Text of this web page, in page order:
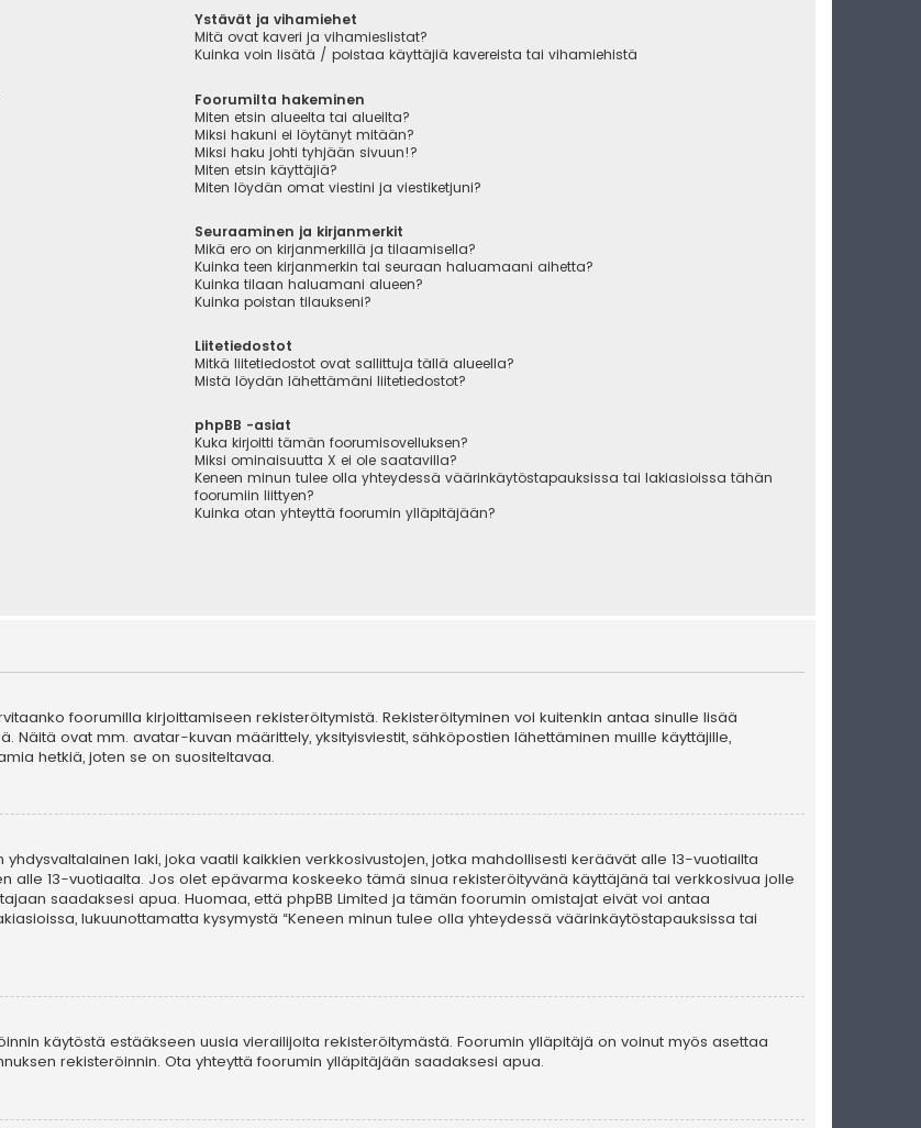
Ystävät ja vihamiehet
Mitä ovat kaveri ja vihamieslistat?
Kuinka voin lisätä / poistaa käyttäjiä kavereista tai vihamiehistä
Foorumilta hakeminen
Miten etsin alueelta tai alueilta?
Miksi hakuni ei löytänyt mitään?
Miksi haku johti tyhjään sivuun!?
Miten etsin käyttäjiä?
Miten löydän omat viestini ja viestiketjuni?
Seuraaminen ja kirjanmerkit
Mikä ero on kirjanmerkillä ja tilaamisella?
Kuinka teen kirjanmerkin tai seuraan haluamaani aihetta?
Kuinka tilaan haluamani alueen?
Kuinka poistan tilaukseni?
Liitetiedostot
Mitkä liitetiedostot ovat sallittuja tällä alueella?
Mistä löydän lähettämäni liitetiedostot?
phpBB -asiat
Kuka kirjoitti tämän foorumisovelluksen?
Miksi ominaisuutta X ei ole saatavilla?
Keneen minun tulee olla yhteydessä väärinkäytöstapauksissa tai lakiasioissa tähän
foorumiin liittyen?
Kuinka otan yhteyttä foorumin ylläpitäjään?
foorumilla kirjoittamiseen rekisteröitymistä. Rekisteröityminen voi kuitenkin antaa sinulle lisää
Näitä ovat mm. avatar-kuvan määrittely, yksityisviestit, sähköpostien lähettäminen muille käyttäjille,
hetkiä, joten se on suositeltavaa.
yhdysvaltalainen laki, joka vaatii kaikkien verkkosivustojen, jotka mahdollisesti keräävät alle 13-vuotiailta
alle 13-vuotiaalta. Jos olet epävarma koskeeko tämä sinua rekisteröityvänä käyttäjänä tai verkkosivua jolle
saadaksesi apua. Huomaa, että phpBB Limited ja tämän foorumin omistajat eivät voi antaa
lukuunottamatta kysymystä “Keneen minun tulee olla yhteydessä väärinkäytöstapauksissa tai
käytöstä estääkseen uusia vierailijoita rekisteröitymästä. Foorumin ylläpitäjä on voinut myös asettaa
rekisteröinnin. Ota yhteyttä foorumin ylläpitäjään saadaksesi apua.